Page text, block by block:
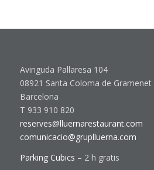
Avinguda Pallaresa 104
08921 Santa Coloma de Gramenet
Barcelona
T 933 910 820
reserves@lluernarestaurant.com
comunicacio@gruplluerna.com
Parking Cubics – 2 h gratis